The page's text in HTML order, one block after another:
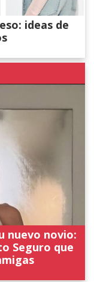
ideas de
nuevo novio:
Seguro que